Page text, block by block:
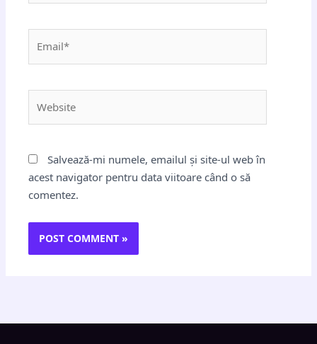
Salvează-mi numele, emailul și site-ul web în
acest navigator pentru data viitoare când o să
comentez.